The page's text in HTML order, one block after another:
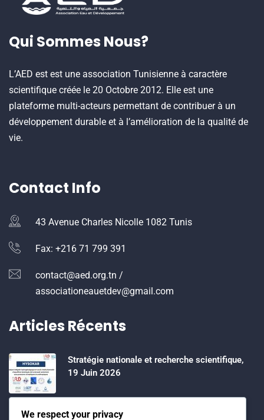
Qui Sommes Nous?
L’AED est est une association Tunisienne à caractère
scientifique créée le 20 Octobre 2012. Elle est une
plateforme multi-acteurs permettant de contribuer à un
développement durable et à l’amélioration de la qualité de
vie.
Contact Info
43 Avenue Charles Nicolle 1082 Tunis
Fax: +216 71 799 391
contact@aed.org.tn /
associationeauetdev@gmail.com
Articles Récents
Stratégie nationale et recherche scientifique,
19 Juin 2026
Water Expo 2026, 5,6 et 7 Mai 2026
We respect your privacy